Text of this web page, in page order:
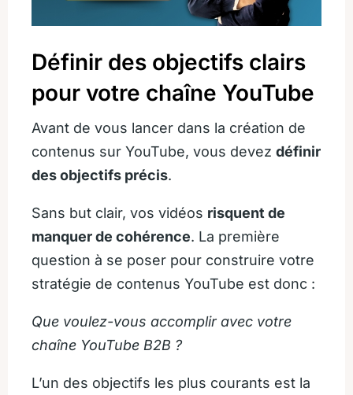
Définir des objectifs clairs
pour votre chaîne YouTube
Avant de vous lancer dans la création de
contenus sur YouTube, vous devez définir
des objectifs précis.
Sans but clair, vos vidéos risquent de
manquer de cohérence. La première
question à se poser pour construire votre
stratégie de contenus YouTube est donc :
Que voulez-vous accomplir avec votre
chaîne YouTube B2B ?
L’un des objectifs les plus courants est la